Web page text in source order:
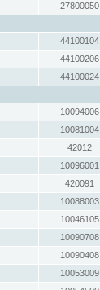
27800050
44100104
44100206
44100024
10094006
10081004
42012
10096001
420091
10088003
10046105
10090708
10090408
10053009